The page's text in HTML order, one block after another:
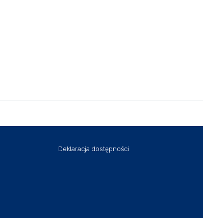
Deklaracja dostępności